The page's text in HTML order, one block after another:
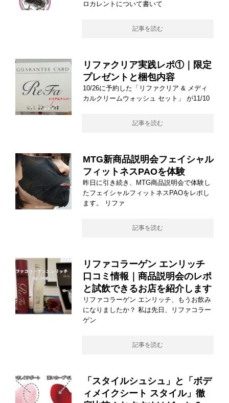
ロカレントについて書いて
記事を読む
リファクリア実践レポ①｜限定
プレゼントと梱包内容
10/26に予約した「リファクリア & メディ
カルクリームウォッシュ セット」 が11/10
記事を読む
MTG新商品説明会フェイシャル
フィットネスPAOを体験
昨日に引き続き、MTG商品説明会で体験し
たフェイシャルフィットネスPAOをレポし
ます。 リファ
記事を読む
リファコラーゲン エンリッチ
口コミ情報｜商品説明会のレポ
と試飲できるお店を紹介します
リファコラーゲン エンリッチ、もうお飲み
になりましたか？ 私は先日、リファコラー
ゲン
記事を読む
「スタイルシュシュ」と「ボデ
ィメイクシート スタイル」徹